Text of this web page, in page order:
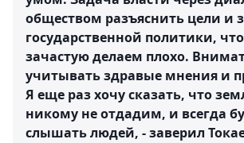
обществом разъяснить цели и
государственной политики,
зачастую делаем плохо.
учитывать здравые мнения и
Я еще раз хочу сказать, что
никому не отдадим, и всегда
слышать людей, - заверил